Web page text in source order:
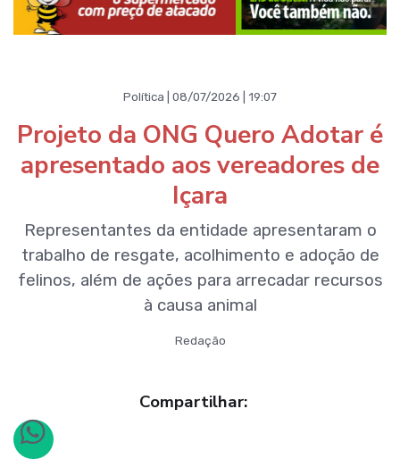
Política | 08/07/2026 | 19:07
Projeto da ONG Quero Adotar é
apresentado aos vereadores de
Içara
Representantes da entidade apresentaram o
trabalho de resgate, acolhimento e adoção de
felinos, além de ações para arrecadar recursos
à causa animal
Redação
Compartilhar: